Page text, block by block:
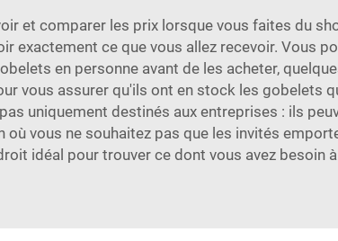
et comparer les prix lorsque vous faites du
exactement ce que vous allez recevoir. Vous
en personne avant de les acheter,
vous assurer qu'ils ont en stock les gobelets
uniquement destinés aux entreprises : ils
vous ne souhaitez pas que les invités
idéal pour trouver ce dont vous avez besoin